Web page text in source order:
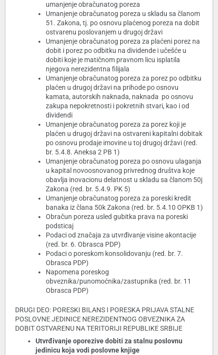
umanjenje obračunatog poreza
Umanjenje obračunatog poreza u skladu sa članom
51. Zakona, tj. po osnovu plaćenog poreza na dobit
ostvarenu poslovanjem u drugoj državi
Umanjenje obračunatog poreza za plaćeni porez na
dobit i porez po odbitku na dividende i učešće u
dobiti koje je matičnom pravnom licu isplatila
njegova nerezidentna filijala
Umanjenje obračunatog poreza za porez po odbitku
plaćen u drugoj državi na prihode po osnovu
kamata, autorskih naknada, naknada po osnovu
zakupa nepokretnosti i pokretnih stvari, kao i od
dividendi
Umanjenje obračunatog poreza za porez koji je
plaćen u drugoj državi na ostvareni kapitalni dobitak
po osnovu prodaje imovine u toj drugoj državi (red.
br. 5.4.8. Aneksa 2 PB 1)
Umanjenje obračunatog poreza po osnovu ulaganja
u kapital novoosnovanog privrednog društva koje
obavlja inovacionu delatnost u skladu sa članom 50j
Zakona (red. br. 5.4.9. PK 5)
Umanjenje obračunatog poreza za poreski kredit
banaka iz člana 50k Zakona (red. br. 5.4.10 OPKB 1)
Obračun poreza usled gubitka prava na poreski
podsticaj
Podaci od značaja za utvrđivanje visine akontacije
(red. br. 6. Obrasca PDP)
Podaci o poreskom konsolidovanju (red. br. 7.
Obrasca PDP)
Napomena poreskog
obveznika/punomoćnika/zastupnika (red. br. 11
Obrasca PDP)
DRUGI DEO: PORESKI BILANS I PORESKA PRIJAVA STALNE
POSLOVNE JEDINICE NEREZIDENTNOG OBVEZNIKA ZA
DOBIT OSTVARENU NA TERITORIJI REPUBLIKE SRBIJE
Utvrđivanje oporezive dobiti za stalnu poslovnu
jedinicu koja vodi poslovne knjige